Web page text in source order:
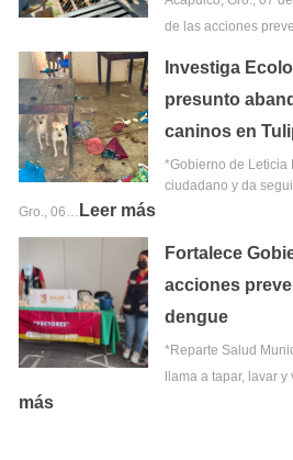
de las acciones
Investiga
presunto
caninos en
*Gobierno de Leticia
ciudadano y da
Gro., 06… Leer más
Fortalece
acciones
dengue
*Reparte Salud
llama a tapar, lavar
más